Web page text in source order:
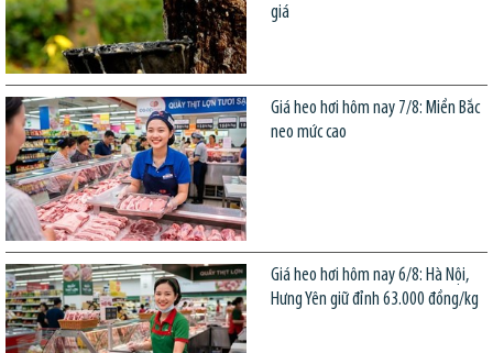
giá
Giá heo hơi hôm nay 7/8: Miền Bắc
neo mức cao
Giá heo hơi hôm nay 6/8: Hà Nội,
Hưng Yên giữ đỉnh 63.000 đồng/kg